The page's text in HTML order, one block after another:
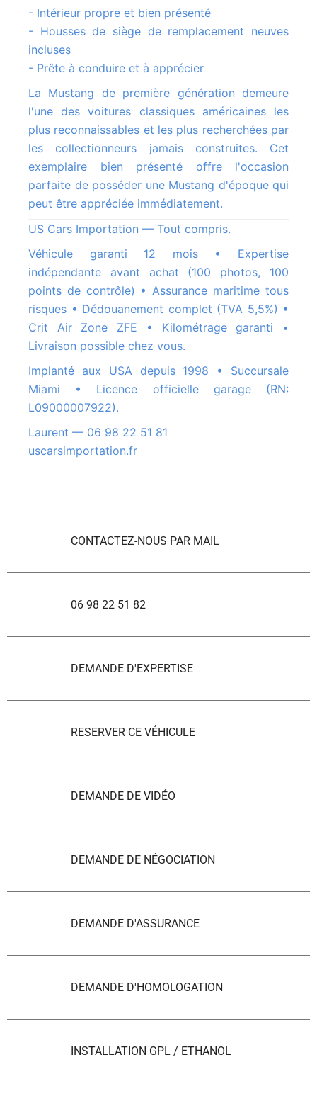
- Intérieur propre et bien présenté
- Housses de siège de remplacement neuves
incluses
- Prête à conduire et à apprécier
La Mustang de première génération demeure
l'une des voitures classiques américaines les
plus reconnaissables et les plus recherchées par
les collectionneurs jamais construites. Cet
exemplaire bien présenté offre l'occasion
parfaite de posséder une Mustang d'époque qui
peut être appréciée immédiatement.
US Cars Importation — Tout compris.
Véhicule garanti 12 mois • Expertise
indépendante avant achat (100 photos, 100
points de contrôle) • Assurance maritime tous
risques • Dédouanement complet (TVA 5,5%) •
Crit Air Zone ZFE • Kilométrage garanti •
Livraison possible chez vous.
Implanté aux USA depuis 1998 • Succursale
Miami • Licence officielle garage (RN:
L09000007922).
Laurent — 06 98 22 51 81
uscarsimportation.fr
CONTACTEZ-NOUS PAR MAIL
06 98 22 51 82
DEMANDE D'EXPERTISE
RESERVER CE VÉHICULE
DEMANDE DE VIDÉO
DEMANDE DE NÉGOCIATION
DEMANDE D'ASSURANCE
DEMANDE D'HOMOLOGATION
INSTALLATION GPL / ETHANOL